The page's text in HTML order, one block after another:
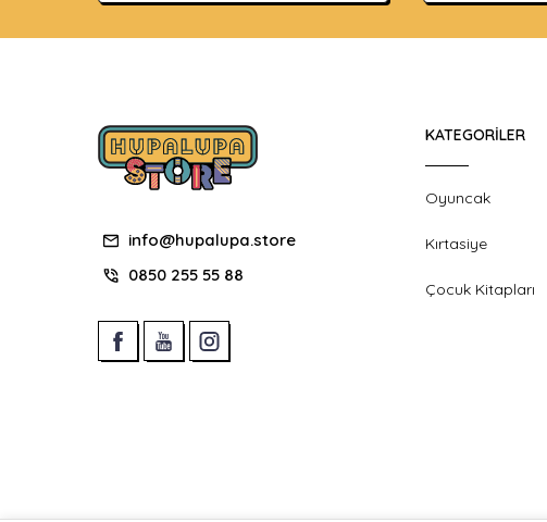
info@hupalupa.store
0850 255 55 88
KATEGORILER
Oyuncak
Kırtasiye
Çocuk Kitapları